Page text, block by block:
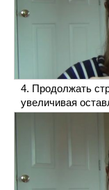
Продолжать
увеличивая